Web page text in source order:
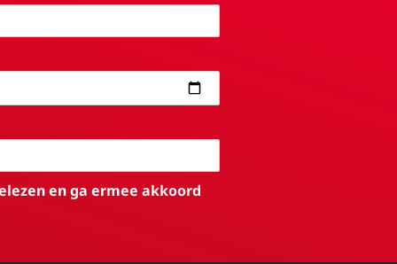
en ga ermee akkoord